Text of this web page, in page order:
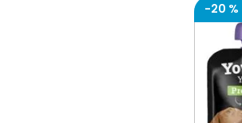
-20 %